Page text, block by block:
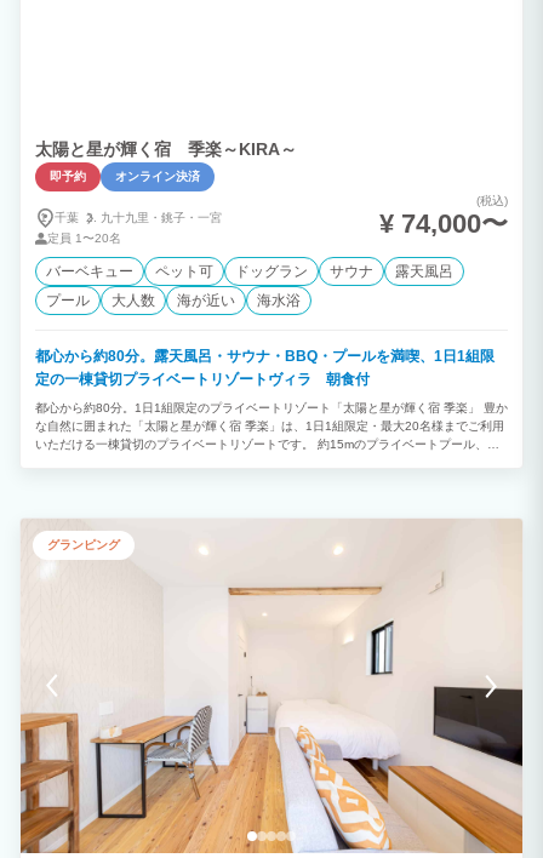
太陽と星が輝く宿 季楽～KIRA～
即予約 オンライン決済
千葉 九十九里・ 銚子・ 一宮
定員 1〜20名
(税込)
¥ 74,000〜
バーベキュー ペット可 ドッグラン サウナ
露天風呂
プール
大人数 海が近い 海水浴
都心から約80分。露天風呂・サウナ・BBQ・プールを満喫、1日1組限
定の一棟貸切プライベートリゾートヴィラ 朝食付
都心から約80分。1日1組限定のプライベートリゾート「太陽と星が輝く宿 季楽」 豊か
な自然に囲まれた「太陽と星が輝く宿 季楽」は、1日1組限定・最大20名様までご利用
いただける一棟貸切のプライベートリゾートです。 約15mのプライベートプール、露
ど、さまざまなシーンで特別なひとときをお過ごしください。 【季楽が選ばれる7つ
の魅力】 ① 1日1組限定の完全貸切リゾート 他のお客様を気にすることなく、広大な
施設を丸ごと貸切。 大切なご家族や仲間だけで、非日常の贅沢な時間をお楽しみいた
だけます。 ② リゾート気分を満喫できる充実の設備 ・約15mプライベートプール（4
月～10月頃） ・露天風呂 ・サウナ ・屋根付きBBQガーデン ・ガゼボ ・大型トランポ
思い思いの時間をお過ごしいただけます。 ③ 全員分の朝食付き＆自由に選べるお食事
スタイル ご宿泊料金には、ご宿泊者全員分（幼児から大人まで）のサービスの朝食が
含まれています。 焼き立てパン、自家製ドレッシングのサラダ、卵、ハム、チーズ、
ヨーグルト、コーヒー・紅茶をご用意。セルフクッキングスタイルで、ご家族やご友人
と楽しい朝の時間をお過ごしいただけます。 また、お食事はお客様のスタイルに合わ
せて自由にお選びいただけます。 ・いすみ産の新鮮な食材を使用した「地産地消BBQ
フルコース」 ・地元の旬を味わう和食メニュー ・お好きな食材を持ち込んで楽しむオ
リジナルBBQ ・キッチンを利用した自炊スタイル さらに、大型BBQグリル、調理器
具、BBQ用品一式は無料でご利用いただけます。 屋根付きBBQガーデンなので、天候
を気にせず、大人数でも快適にBBQやお食事をお楽しみいただけます。 ※お食事付き
プランをご希望のお客様は、ご予約時または事前にリクエストください。 地元いすみ
産の新鮮な食材を使用したBBQフルコースや和食メニューなど、ご予算やご希望に合
わせたお食事をご提案いたします。メニュー内容や料金については、お気軽にお問い合
グランピング